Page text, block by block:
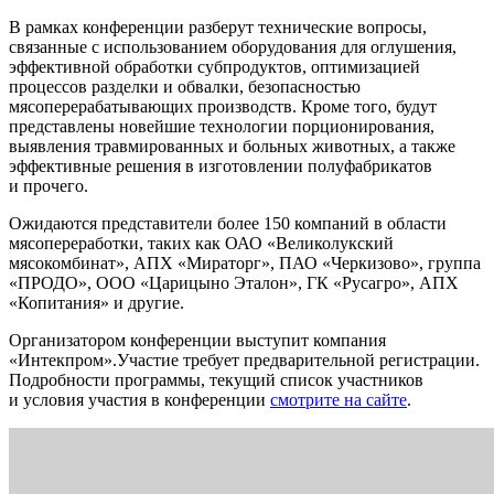
В рамках конференции разберут технические вопросы,
связанные с использованием оборудования для оглушения,
эффективной обработки субпродуктов, оптимизацией
процессов разделки и обвалки, безопасностью
мясоперерабатывающих производств. Кроме того, будут
представлены новейшие технологии порционирования,
выявления травмированных и больных животных, а также
эффективные решения в изготовлении полуфабрикатов
и прочего.
Ожидаются представители более 150 компаний в области
мясопереработки, таких как ОАО «Великолукский
мясокомбинат», АПХ «Мираторг», ПАО «Черкизово», группа
«ПРОДО», ООО «Царицыно Эталон», ГК «Русагро», АПХ
«Копитания» и другие.
Организатором конференции выступит компания
«Интекпром».Участие требует предварительной регистрации.
Подробности программы, текущий список участников
и условия участия в конференции смотрите на сайте.